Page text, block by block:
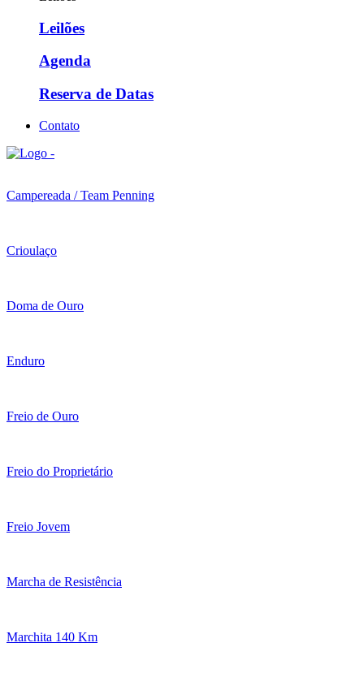
Leilões
Agenda
Reserva de Datas
Contato
Campereada / Team Penning
Crioulaço
Doma de Ouro
Enduro
Freio de Ouro
Freio do Proprietário
Freio Jovem
Marcha de Resistência
Marchita 140 Km